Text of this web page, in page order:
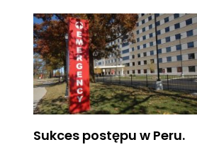
Sukces postępu w Peru.